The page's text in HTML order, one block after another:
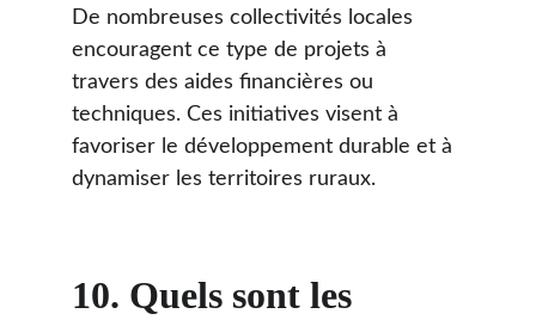
De nombreuses collectivités locales
encouragent ce type de projets à
travers des aides financières ou
techniques. Ces initiatives visent à
favoriser le développement durable et à
dynamiser les territoires ruraux.
10. Quels sont les